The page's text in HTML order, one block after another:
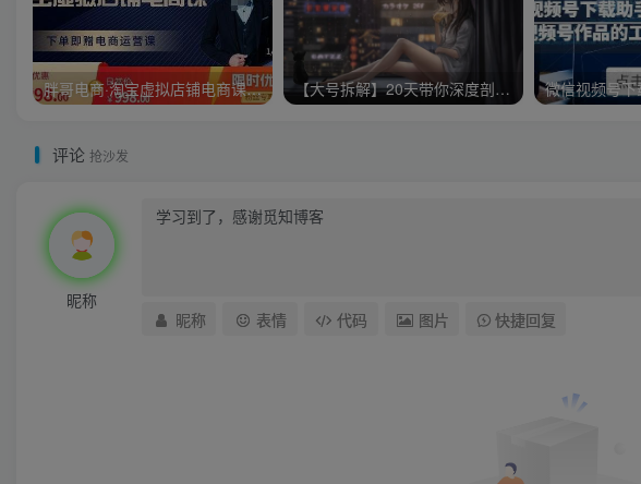
胖哥电商·淘宝虚拟店铺电商课，解决小白做电商的困惑，新人一台手机也能做电商 【大号拆解】20天带你深度剖析40个顶级微信公众号
评论 抢沙发
昵称
昵称 表情 代码 图片 快捷回复